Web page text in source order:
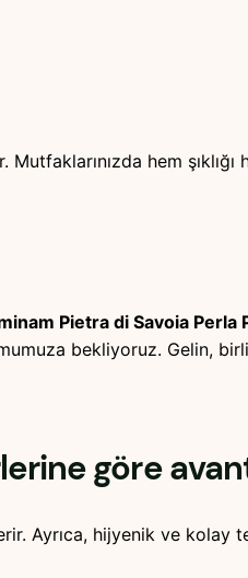
hem
Pietra di Savoia Perla
bekliyoruz. Gelin,
göre
Ayrıca, hijyenik ve kolay